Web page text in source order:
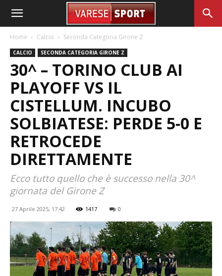
Home Calcio Seconda Categoria Girone Z
CALCIO SECONDA CATEGORIA GIRONE Z
30^ – TORINO CLUB AI
PLAYOFF VS IL
CISTELLUM. INCUBO
SOLBIATESE: PERDE 5-0 E
RETROCEDE
DIRETTAMENTE
Ecco tutto quello che è successo nella 30^
giornata del Girone Z
27 Aprile 2025, 17:42 1417 0